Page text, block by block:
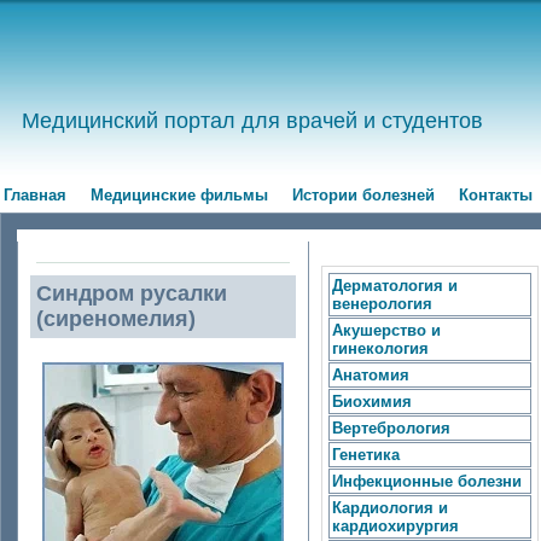
Медицинский портал для врачей и студентов
Главная Медицинские фильмы Истории болезней Контакты
Синдром русалки
(сиреномелия)
Дерматология и
венерология
Акушерство и
гинекология
Анатомия
Биохимия
Вертебрология
Генетика
Инфекционные болезни
Кардиология и
кардиохирургия